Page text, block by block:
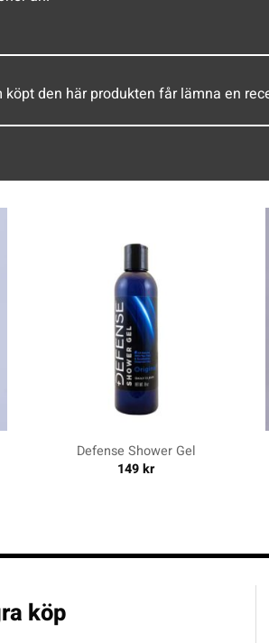
den här produkten får lämna en
Defense Shower Gel
149kr
köp